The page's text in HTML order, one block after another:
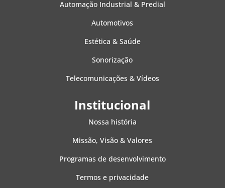
Automação Industrial & Predial
Automotivos
Estética & Saúde
Sonorização
Telecomunicações & Vídeos
Institucional
Nossa história
Missão, Visão & Valores
Programas de desenvolvimento
Termos e privacidade